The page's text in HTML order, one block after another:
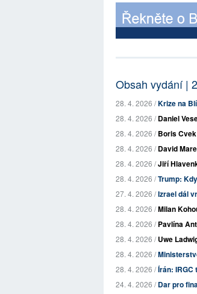
Obsah vydání |
28. 4. 2026 /Krize na
28. 4. 2026 /Daniel
28. 4. 2026 /Boris Cvek
28. 4. 2026 /David
28. 4. 2026 /Jiří
28. 4. 2026 /Trump:
27. 4. 2026 /Izrael dál
28. 4. 2026 /Milan
28. 4. 2026 /Pavlína
28. 4. 2026 /Uwe
28. 4. 2026 /
28. 4. 2026 /Írán:
24. 4. 2026 /Dar pro